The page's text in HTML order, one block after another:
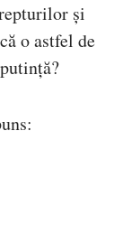
și
o astfel de